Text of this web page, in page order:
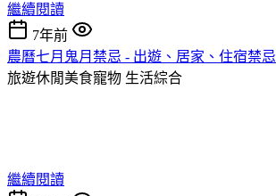
繼續閱讀
7年前
農曆七月鬼月禁忌 - 出遊、居家、住宿禁忌
旅遊休閒美食寵物 生活綜合
繼續閱讀